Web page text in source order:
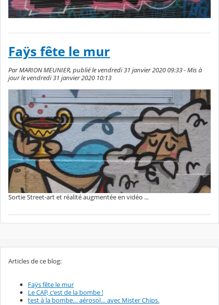
Faÿs fête le mur
Par MARION MEUNIER, publié le vendredi 31 janvier 2020 09:33 - Mis à
jour le vendredi 31 janvier 2020 10:13
Sortie Street-art et réalité augmentée en vidéo ...
Articles de ce blog:
Faÿs fête le mur
Le CAP, c'est de la bombe !
test à la bombe… aérosol… avec Mister Chips.